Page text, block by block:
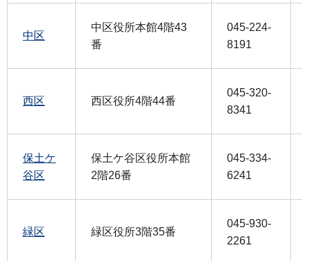
中区
中区役所本館4階43
番
045-224-
8191
西区 西区役所4階44番
045-320-
8341
保土ケ
谷区
保土ケ谷区役所本館
2階26番
045-334-
6241
緑区 緑区役所3階35番
045-930-
2261